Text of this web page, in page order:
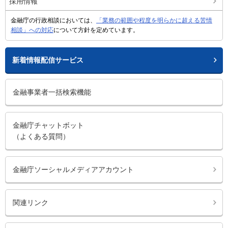
金融庁の行政相談においては、
「業務の範囲や程度を明らかに超える苦情
相談」への対応について方針を定めています。
新着情報配信サービス
金融事業者一括検索機能
金融庁チャットボット
（よくある質問）
金融庁ソーシャルメディアアカウント
関連リンク